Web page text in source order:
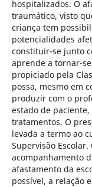
hospitalizados. O
traumático, visto
criança tem
potencialidades
constituir-se junto
aprende a tornar-
propiciado pela
possa, mesmo em
produzir com o
estado de
tratamentos. O
levada a termo ao
Supervisão
acompanhamento
afastamento da
possível, a relação